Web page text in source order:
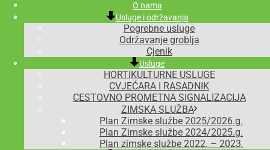
O nama
Usluge i održavanja
Pogrebne usluge
Održavanje groblja
Cjenik
Usluge
HORTIKULTURNE USLUGE
CVJEĆARA I RASADNIK
CESTOVNO PROMETNA SIGNALIZACIJA
ZIMSKA SLUŽBA
Plan Zimske službe 2025/2026.g.
Plan Zimske službe 2024/2025.g.
Plan zimske službe 2022. – 2023.